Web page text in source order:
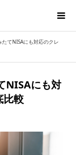
てNISAにも対応のクレ
NISAにも対
比較